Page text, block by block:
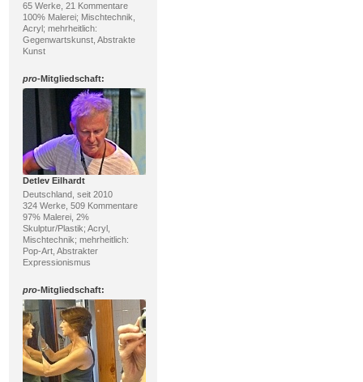
65 Werke, 21 Kommentare
100% Malerei; Mischtechnik,
Acryl; mehrheitlich:
Gegenwartskunst, Abstrakte
Kunst
pro-Mitgliedschaft:
Detlev Eilhardt
Deutschland, seit 2010
324 Werke, 509 Kommentare
97% Malerei, 2%
Skulptur/Plastik; Acryl,
Mischtechnik; mehrheitlich:
Pop-Art, Abstrakter
Expressionismus
pro-Mitgliedschaft: